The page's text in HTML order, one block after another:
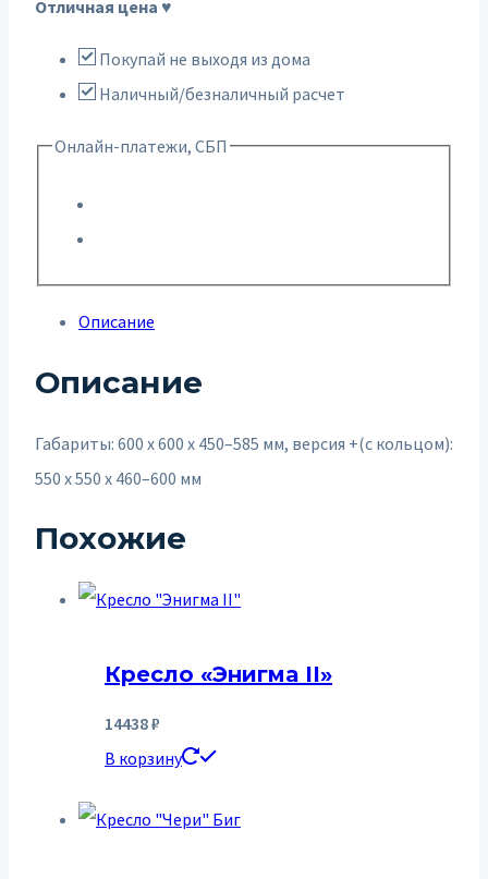
Отличная цена ♥
Покупай не выходя из дома
Наличный/безналичный расчет
Онлайн-платежи, СБП
Описание
Описание
Габариты: 600 х 600 х 450–585 мм, версия +(с кольцом):
550 х 550 х 460–600 мм
Похожие
Кресло «Энигма II»
14438₽
В корзину